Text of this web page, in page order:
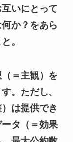
互いにとって
か？をあら
。
＝主観）を
。ただし、
は提供でき
タ（＝効果